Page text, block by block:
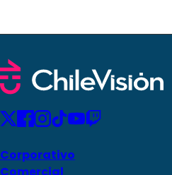
Corporativo